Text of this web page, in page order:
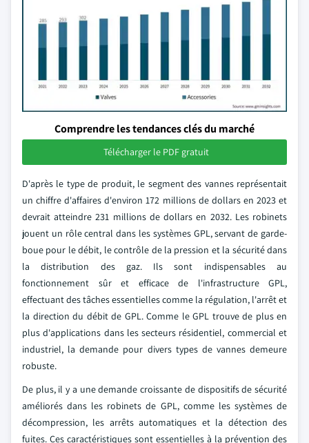
Comprendre les tendances clés du marché
Télécharger le PDF gratuit
D'après le type de produit, le segment des vannes représentait
un chiffre d'affaires d'environ 172 millions de dollars en 2023 et
devrait atteindre 231 millions de dollars en 2032. Les robinets
jouent un rôle central dans les systèmes GPL, servant de garde-
boue pour le débit, le contrôle de la pression et la sécurité dans
la distribution des gaz. Ils sont indispensables au
fonctionnement sûr et efficace de l'infrastructure GPL,
effectuant des tâches essentielles comme la régulation, l'arrêt et
la direction du débit de GPL. Comme le GPL trouve de plus en
plus d'applications dans les secteurs résidentiel, commercial et
industriel, la demande pour divers types de vannes demeure
robuste.
De plus, il y a une demande croissante de dispositifs de sécurité
améliorés dans les robinets de GPL, comme les systèmes de
décompression, les arrêts automatiques et la détection des
fuites. Ces caractéristiques sont essentielles à la prévention des